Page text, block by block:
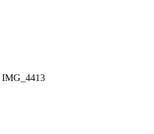
IMG_4413